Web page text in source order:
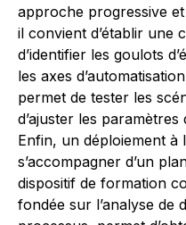
approche progressive
il convient d’établir une
d’identifier les goulots
les axes
permet de tester les
d’ajuster les
Enfin, un déploiement à
s’accompagner d’un
dispositif de formation
fondée sur l’analyse de